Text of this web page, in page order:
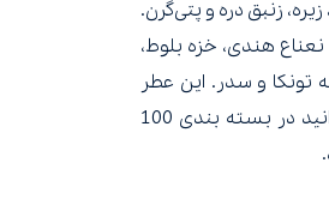
زنبق دره و پتی‌گرن.
نعناع هندی، خزه بلوط،
و سدر. این عطر
جذاب مردانه این عطر را میتوانید در بسته بندی 100